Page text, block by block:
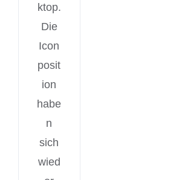
ktop.
Die
Icon
posit
ion
habe
n
sich
wied